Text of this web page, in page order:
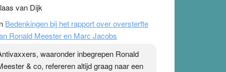
van Dijk
Bedenkingen bij het rapport over oversterfte
Ronald Meester en Marc Jacobs
waaronder inbegrepen Ronald
& co, refereren altijd graag naar een